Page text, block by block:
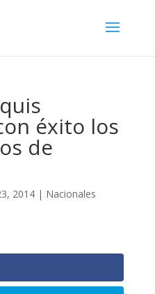
éxito los
de
2014| Nacionales